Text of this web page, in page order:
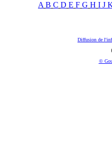
A B C D E F G H I J
Diffusion de
©